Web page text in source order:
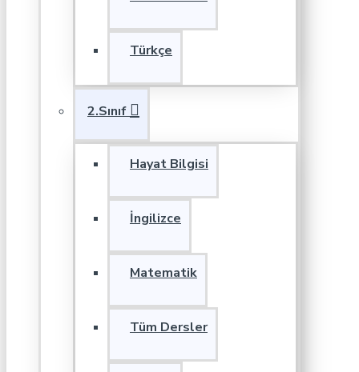
Türkçe
2.Sınıf
Hayat Bilgisi
İngilizce
Matematik
Tüm Dersler